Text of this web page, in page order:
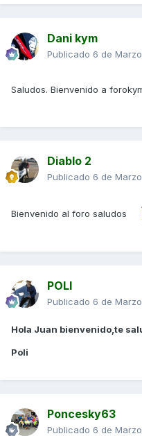
Dani kym
Publicado 6 de
Saludos. Bienvenido a
Diablo 2
Publicado 6 de
Bienvenido al foro saludos
POLI
Publicado 6 de
Hola Juan bienvenido,te
Poli
Poncesky63
Publicado 6 de